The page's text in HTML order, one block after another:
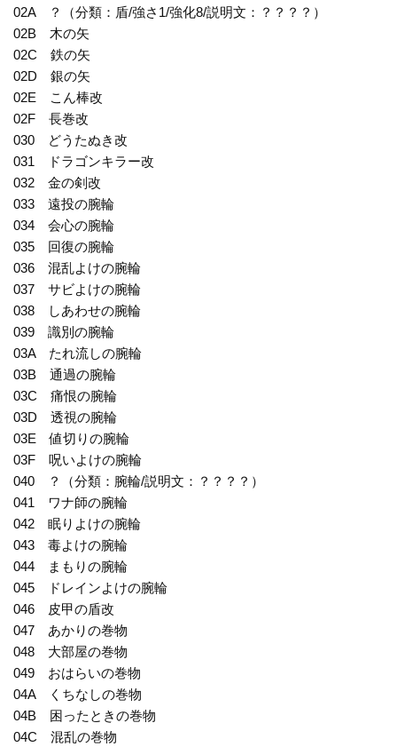
02A ？（分類：盾/強さ1/強化8/説明文：？？？？）
02B 木の矢
02C 鉄の矢
02D 銀の矢
02E こん棒改
02F 長巻改
030 どうたぬき改
031 ドラゴンキラー改
032 金の剣改
033 遠投の腕輪
034 会心の腕輪
035 回復の腕輪
036 混乱よけの腕輪
037 サビよけの腕輪
038 しあわせの腕輪
039 識別の腕輪
03A たれ流しの腕輪
03B 通過の腕輪
03C 痛恨の腕輪
03D 透視の腕輪
03E 値切りの腕輪
03F 呪いよけの腕輪
040 ？（分類：腕輪/説明文：？？？？）
041 ワナ師の腕輪
042 眠りよけの腕輪
043 毒よけの腕輪
044 まもりの腕輪
045 ドレインよけの腕輪
046 皮甲の盾改
047 あかりの巻物
048 大部屋の巻物
049 おはらいの巻物
04A くちなしの巻物
04B 困ったときの巻物
04C 混乱の巻物